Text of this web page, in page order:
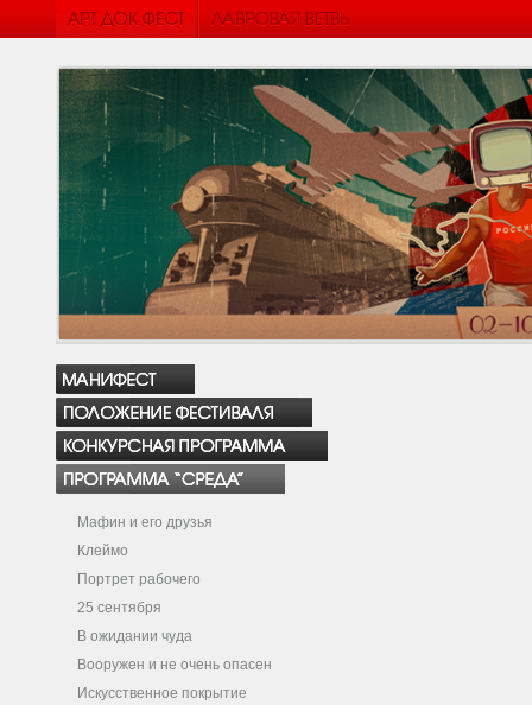
Мафин и его друзья
Клеймо
Портрет рабочего
25 сентября
В ожидании чуда
Вооружен и не очень опасен
Искусственное покрытие